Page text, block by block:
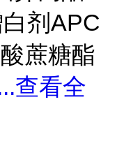
剂APC
蔗糖酯
查看全